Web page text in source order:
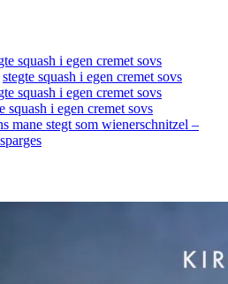
squash i egen cremet sovs
stegte squash i egen cremet sovs
squash i egen cremet sovs
squash i egen cremet sovs
mane stegt som wienerschnitzel –